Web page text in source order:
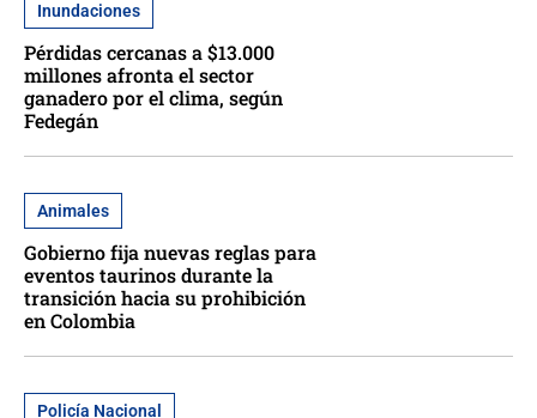
Inundaciones
Pérdidas cercanas a $13.000
millones afronta el sector
ganadero por el clima, según
Fedegán
Animales
Gobierno fija nuevas reglas para
eventos taurinos durante la
transición hacia su prohibición
en Colombia
Policía Nacional